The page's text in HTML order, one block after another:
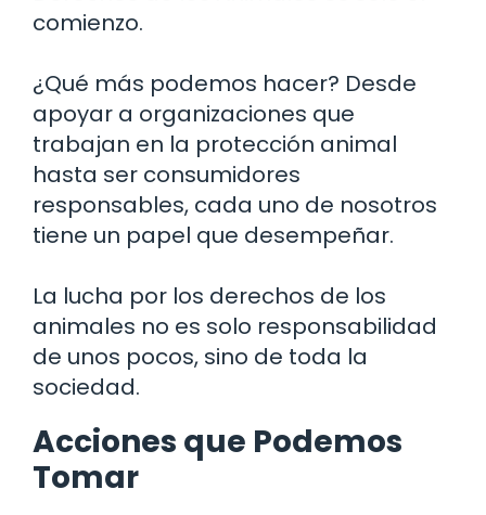
comienzo.
¿Qué más podemos hacer? Desde
apoyar a organizaciones que
trabajan en la protección animal
hasta ser consumidores
responsables, cada uno de nosotros
tiene un papel que desempeñar.
La lucha por los derechos de los
animales no es solo responsabilidad
de unos pocos, sino de toda la
sociedad.
Acciones que Podemos
Tomar